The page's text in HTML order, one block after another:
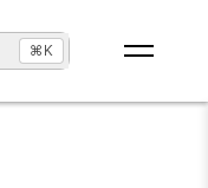
⌘K